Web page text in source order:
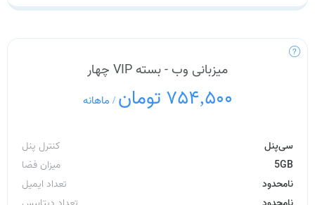
میزبانی وب - بسته VIP چهار
754,500 تومان / ماهانه
کنترل پنل
سی‌پنل
میزان فضا
5GB
تعداد ایمیل
نامحدود